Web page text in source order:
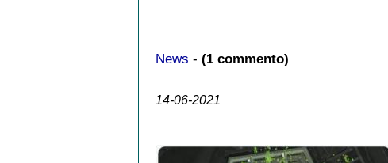
News - (1 commento)
14-06-2021